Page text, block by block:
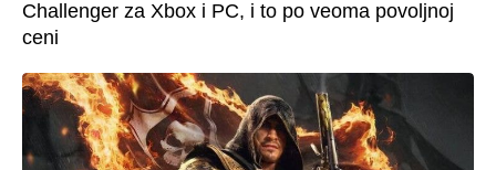
Challenger za Xbox i PC, i to po veoma povoljnoj
ceni